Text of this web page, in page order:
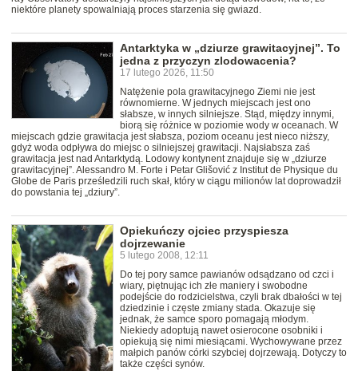
niektóre planety spowalniają proces starzenia się gwiazd.
Antarktyka w „dziurze grawitacyjnej”. To
jedna z przyczyn zlodowacenia?
17 lutego 2026, 11:50
Natężenie pola grawitacyjnego Ziemi nie jest
równomierne. W jednych miejscach jest ono
słabsze, w innych silniejsze. Stąd, między innymi,
biorą się różnice w poziomie wody w oceanach. W
miejscach gdzie grawitacja jest słabsza, poziom oceanu jest nieco niższy,
gdyż woda odpływa do miejsc o silniejszej grawitacji. Najsłabsza zaś
grawitacja jest nad Antarktydą. Lodowy kontynent znajduje się w „dziurze
grawitacyjnej”. Alessandro M. Forte i Petar Glišović z Institut de Physique du
Globe de Paris prześledzili ruch skał, który w ciągu milionów lat doprowadził
do powstania tej „dziury”.
Opiekuńczy ojciec przyspiesza
dojrzewanie
5 lutego 2008, 12:11
Do tej pory samce pawianów odsądzano od czci i
wiary, piętnując ich złe maniery i swobodne
podejście do rodzicielstwa, czyli brak dbałości w tej
dziedzinie i częste zmiany stada. Okazuje się
jednak, że samce sporo pomagają młodym.
Niekiedy adoptują nawet osierocone osobniki i
opiekują się nimi miesiącami. Wychowywane przez
małpich panów córki szybciej dojrzewają. Dotyczy to
także części synów.